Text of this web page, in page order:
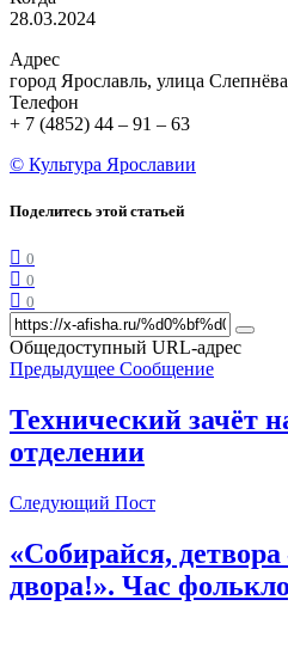
28.03.2024
Адрес
город Ярославль, улица
Телефон
+ 7 (4852) 44 – 91 – 63
© Культура Ярославии
Поделитесь этой статьей
0
0
0
Общедоступный URL-адрес
Предыдущее Сообщение
Технический зачёт
отделении
Следующий Пост
«Собирайся,
двора!». Час